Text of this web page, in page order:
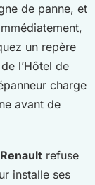
de panne, et
un repère
l’Hôtel de
charge
avant de
Renault refuse
installe ses